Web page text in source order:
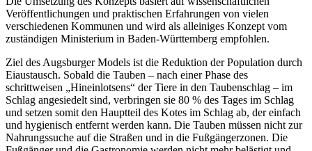
Veröffentlichungen und praktischen Erfahrungen von vielen
verschiedenen Kommunen und wird als alleiniges Konzept vom
zuständigen Ministerium in Baden-Württemberg empfohlen.
Ziel des Augsburger Models ist die Reduktion der Population durch
Eiaustausch. Sobald die Tauben – nach einer Phase des
schrittweisen „Hineinlotsens“ der Tiere in den Taubenschlag – im
Schlag angesiedelt sind, verbringen sie 80 % des Tages im Schlag
und setzen somit den Hauptteil des Kotes im Schlag ab, der einfach
und hygienisch entfernt werden kann. Die Tauben müssen nicht zur
Nahrungssuche auf die Straßen und in die Fußgängerzonen. Die